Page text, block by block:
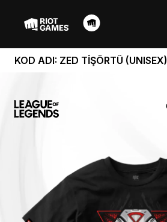
KOD ADI: ZED TİŞÖRTÜ (UNISEX)